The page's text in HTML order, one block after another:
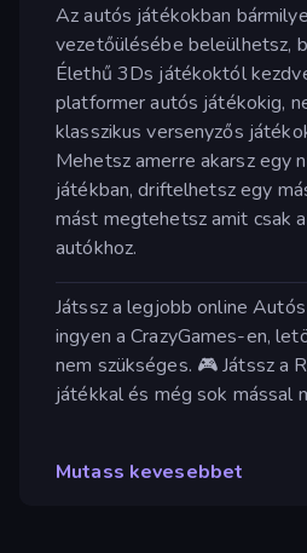
Az autós játékokban
vezetőülésébe beleülhetsz,
Élethű 3Ds játékoktól
platformer autós játékokig,
klasszikus versenyzős
Mehetsz amerre akarsz egy
játékban, driftelhetsz egy
mást megtehetsz amit csak
autókhoz.
Játssz a legjobb online
ingyen a CrazyGames-en,
nem szükséges. 🎮 Játssz a
játékkal és még sok mással
Mutass kevesebbet